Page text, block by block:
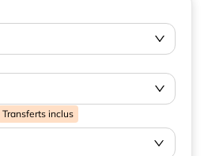
Transferts inclus